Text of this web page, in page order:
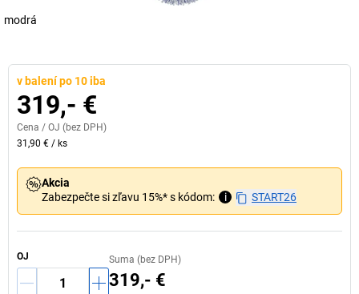
modrá
v balení po 10 iba
319,- €
Cena / OJ (bez DPH)
31,90 € / ks
Akcia
Zabezpečte si zľavu 15%* s kódom:
i START26
OJ Suma (bez DPH)
319,- €